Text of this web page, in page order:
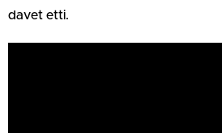
davet etti.